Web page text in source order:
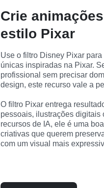
Crie
estilo Pixar
Use o filtro Disney Pixar
únicas inspiradas na Pixar.
profissional sem precisar
design, este recurso vale a
O filtro Pixar entrega
pessoais, ilustrações digitais
recursos de IA, ele é uma
criativas que querem
com um visual mais